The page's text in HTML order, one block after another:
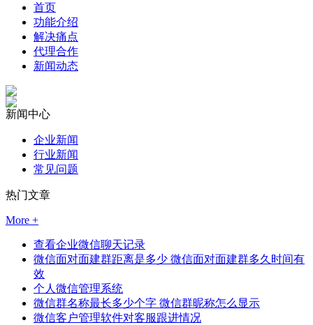
首页
功能介绍
解决痛点
代理合作
新闻动态
新闻中心
企业新闻
行业新闻
常见问题
热门文章
More +
查看企业微信聊天记录
微信面对面建群距离是多少 微信面对面建群多久时间有
效
个人微信管理系统
微信群名称最长多少个字 微信群昵称怎么显示
微信客户管理软件对客服跟进情况